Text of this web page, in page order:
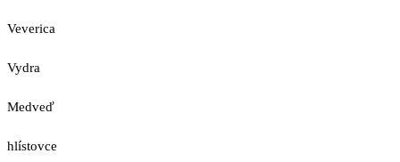
Veverica
Vydra
Medveď
hlístovce